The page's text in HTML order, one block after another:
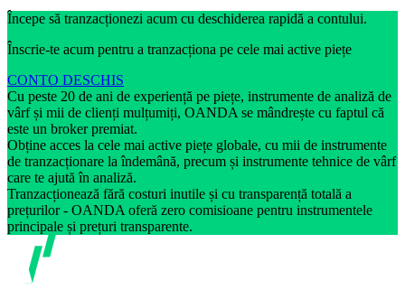
Începe să tranzacționezi acum cu deschiderea rapidă a contului.
Înscrie-te acum pentru a tranzacționa pe cele mai active piețe
CONTO DESCHIS
Cu peste 20 de ani de experiență pe piețe, instrumente de analiză de
vârf și mii de clienți mulțumiți, OANDA se mândrește cu faptul că
este un broker premiat.
Obține acces la cele mai active piețe globale, cu mii de instrumente
de tranzacționare la îndemână, precum și instrumente tehnice de vârf
care te ajută în analiză.
Tranzacționează fără costuri inutile și cu transparență totală a
prețurilor - OANDA oferă zero comisioane pentru instrumentele
principale și prețuri transparente.